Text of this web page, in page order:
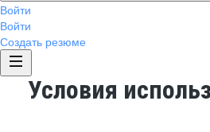
Войти
Войти
Создать резюме
Условия